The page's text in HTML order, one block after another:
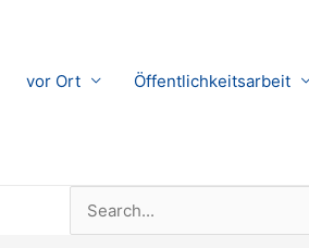
vor Ort Öffentlichkeitsarbeit
Suchen
nach: